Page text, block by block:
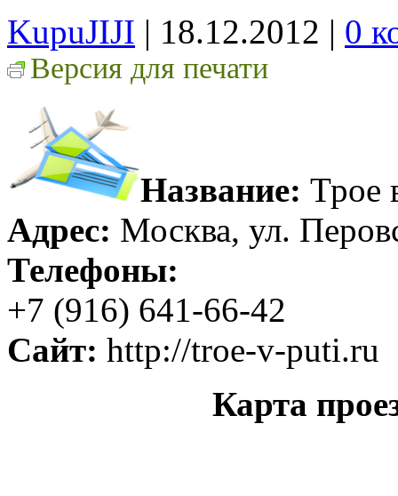
KupuJIJI | 18.12.2012 | 0
Версия для печати
Название: Трое
Адрес: Москва, ул.
Телефоны:
+7 (916) 641-66-42
Сайт: http://troe-v-puti.ru
Карта